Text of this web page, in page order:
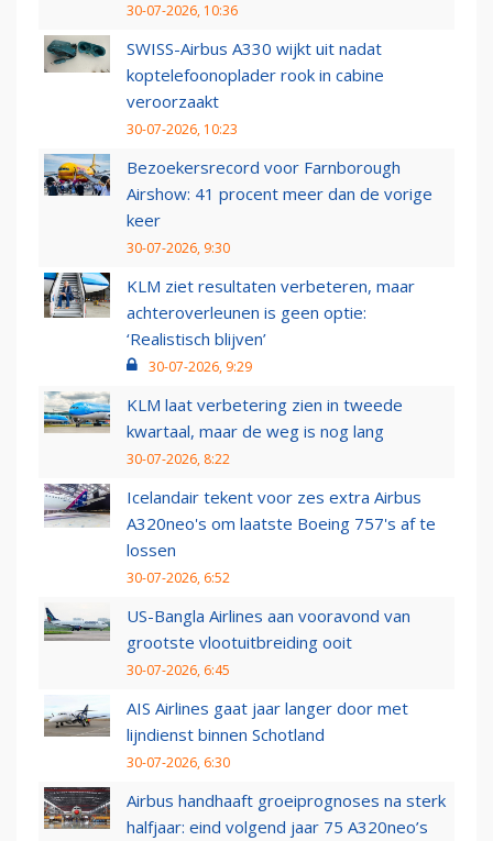
30-07-2026, 10:36
SWISS-Airbus A330 wijkt uit nadat
koptelefoonoplader rook in cabine
veroorzaakt
30-07-2026, 10:23
Bezoekersrecord voor Farnborough
Airshow: 41 procent meer dan de vorige
keer
30-07-2026, 9:30
KLM ziet resultaten verbeteren, maar
achteroverleunen is geen optie:
‘Realistisch blijven’
30-07-2026, 9:29
KLM laat verbetering zien in tweede
kwartaal, maar de weg is nog lang
30-07-2026, 8:22
Icelandair tekent voor zes extra Airbus
A320neo's om laatste Boeing 757's af te
lossen
30-07-2026, 6:52
US-Bangla Airlines aan vooravond van
grootste vlootuitbreiding ooit
30-07-2026, 6:45
AIS Airlines gaat jaar langer door met
lijndienst binnen Schotland
30-07-2026, 6:30
Airbus handhaaft groeiprognoses na sterk
halfjaar: eind volgend jaar 75 A320neo’s